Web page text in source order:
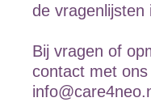
de vragenlijsten
Bij vragen of
contact met